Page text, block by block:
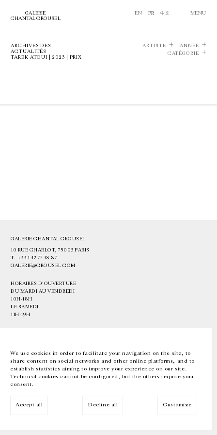
We use cookies in order to facilitate your navigation on the site, to
share content on social networks and other online platforms, and to
establish statistics aiming to improve your experience on our site.
Technical cookies cannot be configured, but the others require your
consent.
Accept all Decline all Customize
GALERIE
CHANTAL CROUSEL
EN FR 中文 MENU
ARCHIVES DES
ACTUALITÉS
TAREK ATOUI | 2023 | PRIX
ARTISTE
ANNÉE
CATÉGORIE
GALERIE CHANTAL CROUSEL
10 RUE CHARLOT, 75003 PARIS
T. +33 1 42 77 38 87
GALERIE@CROUSEL.COM
HORAIRES D'OUVERTURE
DU MARDI AU VENDREDI
10H-18H
LE SAMEDI
11H-19H
EN FR 中文 Facebook Instagram
Inscrivez-vous à notre newsletter